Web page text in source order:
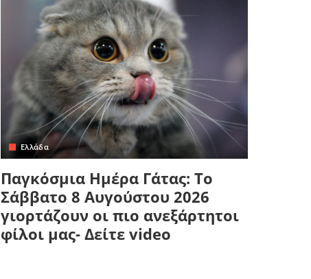
Ελλάδα
Παγκόσμια Ημέρα Γάτας: Το
Σάββατο 8 Αυγούστου 2026
γιορτάζουν οι πιο ανεξάρτητοι
φίλοι μας- Δείτε video